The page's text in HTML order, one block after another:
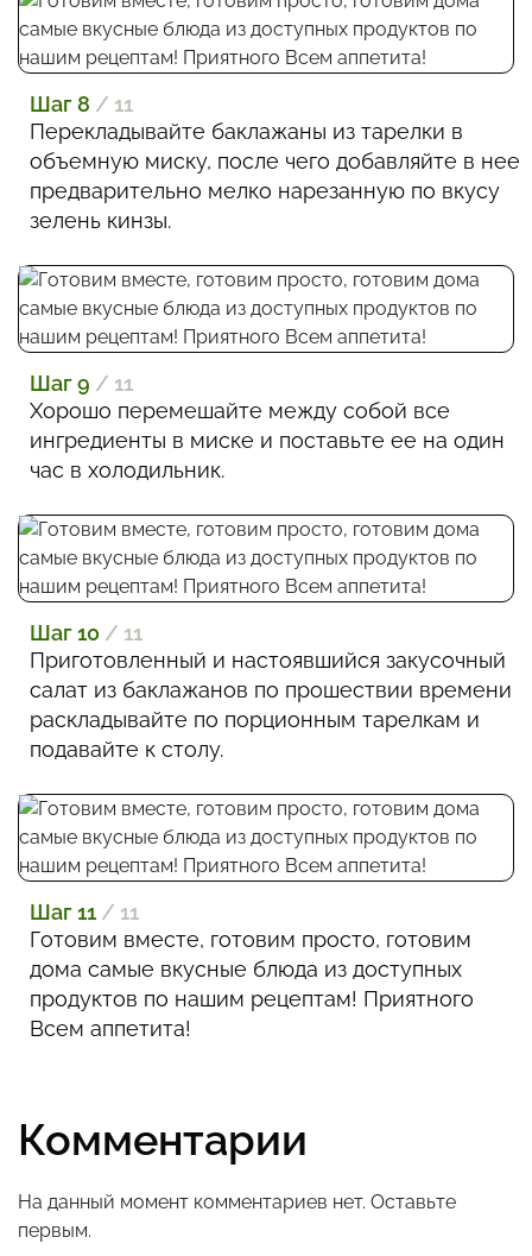
Шаг 8 / 11
Перекладывайте баклажаны из тарелки в
объемную миску, после чего добавляйте в нее
предварительно мелко нарезанную по вкусу
зелень кинзы.
Шаг 9 / 11
Хорошо перемешайте между собой все
ингредиенты в миске и поставьте ее на один
час в холодильник.
Шаг 10 / 11
Приготовленный и настоявшийся закусочный
салат из баклажанов по прошествии времени
раскладывайте по порционным тарелкам и
подавайте к столу.
Шаг 11 / 11
Готовим вместе, готовим просто, готовим
дома самые вкусные блюда из доступных
продуктов по нашим рецептам! Приятного
Всем аппетита!
Комментарии
На данный момент комментариев нет. Оставьте
первым.